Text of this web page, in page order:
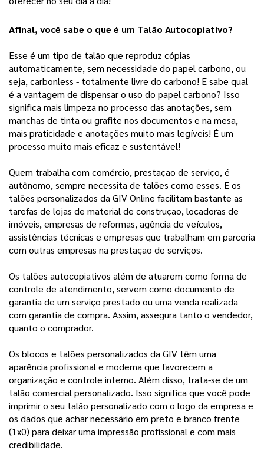
Afinal, você sabe o que é um Talão Autocopiativo?
Esse é um tipo de talão que reproduz cópias
automaticamente, sem necessidade do papel carbono, ou
seja, carbonless - totalmente livre do carbono! E sabe qual
é a vantagem de dispensar o uso do papel carbono? Isso
significa mais limpeza no processo das anotações, sem
manchas de tinta ou grafite nos documentos e na mesa,
mais praticidade e anotações muito mais legíveis! É um
processo muito mais eficaz e sustentável!
Quem trabalha com comércio, prestação de serviço, é
autônomo, sempre necessita de talões como esses. E os
talões personalizados da GIV Online facilitam bastante as
tarefas de lojas de material de construção, locadoras de
imóveis, empresas de reformas, agência de veículos,
assistências técnicas e empresas que trabalham em parceria
com outras empresas na prestação de serviços.
Os talões autocopiativos além de atuarem como forma de
controle de atendimento, servem como documento de
garantia de um serviço prestado ou uma venda realizada
com garantia de compra. Assim, assegura tanto o vendedor,
quanto o comprador.
Os blocos e talões personalizados da GIV têm uma
aparência profissional e moderna que favorecem a
organização e controle interno. Além disso, trata-se de um
talão comercial personalizado. Isso significa que você pode
imprimir o seu talão personalizado com o logo da empresa e
os dados que achar necessário em preto e branco frente
(1x0) para deixar uma impressão profissional e com mais
credibilidade.